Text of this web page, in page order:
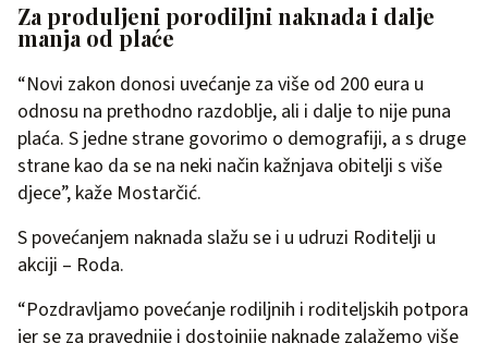
Za produljeni porodiljni naknada i dalje
manja od plaće
“Novi zakon donosi uvećanje za više od 200 eura u
odnosu na prethodno razdoblje, ali i dalje to nije puna
plaća. S jedne strane govorimo o demografiji, a s druge
strane kao da se na neki način kažnjava obitelji s više
djece”, kaže Mostarčić.
S povećanjem naknada slažu se i u udruzi Roditelji u
akciji – Roda.
“Pozdravljamo povećanje rodiljnih i roditeljskih potpora
jer se za pravednije i dostojnije naknade zalažemo više